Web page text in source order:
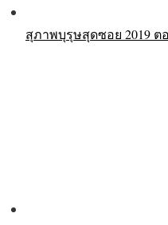
สุภาพบุรุษสุดซอย 2019 ต